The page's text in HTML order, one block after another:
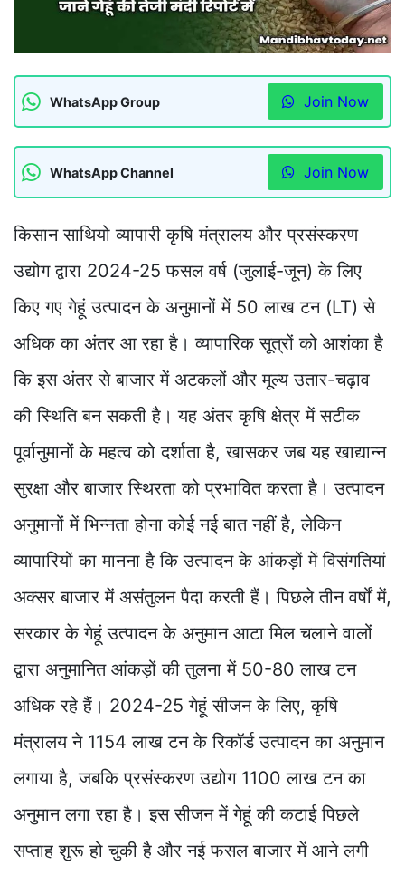
WhatsApp Group Join Now
WhatsApp Channel Join Now
किसान साथियो व्यापारी कृषि मंत्रालय और प्रसंस्करण
उद्योग द्वारा 2024-25 फसल वर्ष (जुलाई-जून) के लिए
किए गए गेहूं उत्पादन के अनुमानों में 50 लाख टन (LT) से
अधिक का अंतर आ रहा है। व्यापारिक सूत्रों को आशंका है
कि इस अंतर से बाजार में अटकलों और मूल्य उतार-चढ़ाव
की स्थिति बन सकती है। यह अंतर कृषि क्षेत्र में सटीक
पूर्वानुमानों के महत्व को दर्शाता है, खासकर जब यह खाद्यान्न
सुरक्षा और बाजार स्थिरता को प्रभावित करता है। उत्पादन
अनुमानों में भिन्नता होना कोई नई बात नहीं है, लेकिन
व्यापारियों का मानना है कि उत्पादन के आंकड़ों में विसंगतियां
अक्सर बाजार में असंतुलन पैदा करती हैं। पिछले तीन वर्षों में,
सरकार के गेहूं उत्पादन के अनुमान आटा मिल चलाने वालों
द्वारा अनुमानित आंकड़ों की तुलना में 50-80 लाख टन
अधिक रहे हैं। 2024-25 गेहूं सीजन के लिए, कृषि
मंत्रालय ने 1154 लाख टन के रिकॉर्ड उत्पादन का अनुमान
लगाया है, जबकि प्रसंस्करण उद्योग 1100 लाख टन का
अनुमान लगा रहा है। इस सीजन में गेहूं की कटाई पिछले
सप्ताह शुरू हो चुकी है और नई फसल बाजार में आने लगी